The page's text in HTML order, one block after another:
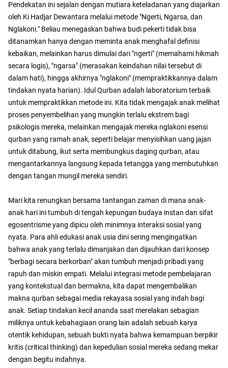
Pendekatan ini sejalan dengan mutiara keteladanan yang diajarkan
oleh Ki Hadjar Dewantara melalui metode "Ngerti, Ngarsa, dan
Nglakoni." Beliau menegaskan bahwa budi pekerti tidak bisa
ditanamkan hanya dengan meminta anak menghafal definisi
kebaikan, melainkan harus dimulai dari "ngerti" (memahami hikmah
secara logis), "ngarsa" (merasakan keindahan nilai tersebut di
dalam hati), hingga akhirnya "nglakoni" (mempraktikkannya dalam
tindakan nyata harian). Idul Qurban adalah laboratorium terbaik
untuk mempraktikkan metode ini. Kita tidak mengajak anak melihat
proses penyembelihan yang mungkin terlalu ekstrem bagi
psikologis mereka, melainkan mengajak mereka nglakoni esensi
qurban yang ramah anak, seperti belajar menyisihkan uang jajan
untuk ditabung, ikut serta membungkus daging qurban, atau
mengantarkannya langsung kepada tetangga yang membutuhkan
dengan tangan mungil mereka sendiri.
​Mari kita renungkan bersama tantangan zaman di mana anak-
anak hari ini tumbuh di tengah kepungan budaya instan dan sifat
egosentrisme yang dipicu oleh minimnya interaksi sosial yang
nyata. Para ahli edukasi anak usia dini sering mengingatkan
bahwa anak yang terlalu dimanjakan dan dijauhkan dari konsep
"berbagi secara berkorban" akan tumbuh menjadi pribadi yang
rapuh dan miskin empati. Melalui integrasi metode pembelajaran
yang kontekstual dan bermakna, kita dapat mengembalikan
makna qurban sebagai media rekayasa sosial yang indah bagi
anak. Setiap tindakan kecil ananda saat merelakan sebagian
miliknya untuk kebahagiaan orang lain adalah sebuah karya
otentik kehidupan, sebuah bukti nyata bahwa kemampuan berpikir
kritis (critical thinking) dan kepedulian sosial mereka sedang mekar
dengan begitu indahnya.